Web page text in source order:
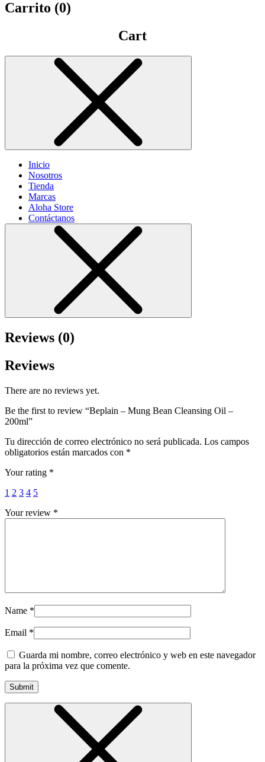
Carrito (0)
Cart
Inicio
Nosotros
Tienda
Marcas
Aloha Store
Contáctanos
Reviews (0)
Reviews
There are no reviews yet.
Be the first to review “Beplain – Mung Bean Cleansing Oil –
200ml”
Tu dirección de correo electrónico no será publicada. Los campos
obligatorios están marcados con *
Your rating *
1 2 3 4 5
Your review *
Name *
Email *
Guarda mi nombre, correo electrónico y web en este navegador
para la próxima vez que comente.